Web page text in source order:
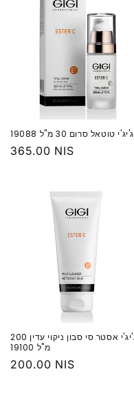
‏ג'יג'י טוטאל סרום 30 מ"ל 19088
מחיר
365.00 NIS
‏ג'יג'י אסטר סי סבון ניקוי עדין 200
מ"ל 19100
מחיר
200.00 NIS